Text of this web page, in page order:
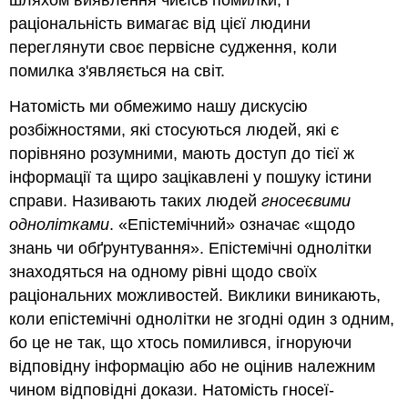
раціональність вимагає від цієї людини
переглянути своє первісне судження, коли
помилка з'являється на світ.
Натомість ми обмежимо нашу дискусію
розбіжностями, які стосуються людей, які є
порівняно розумними, мають доступ до тієї ж
інформації та щиро зацікавлені у пошуку істини
справи. Називають таких людейгносеєвими
однолітками. «Епістемічний» означає «щодо
знань чи обґрунтування». Епістемічні однолітки
знаходяться на одному рівні щодо своїх
раціональних можливостей. Виклики виникають,
коли епістемічні однолітки не згодні один з одним,
бо це не так, що хтось помилився, ігноруючи
відповідну інформацію або не оцінив належним
чином відповідні докази. Натомість гносеї-